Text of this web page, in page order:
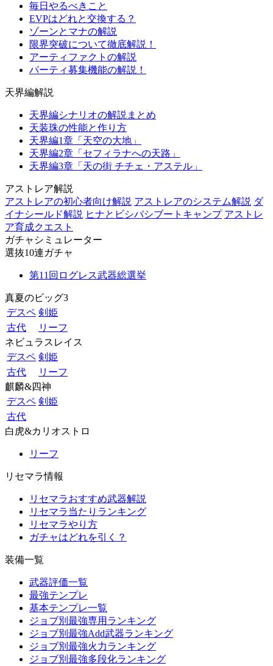
毎日やるべきこと
EVPはどれと交換する？
ゾーンとマナの解説
限界突破について徹底解説！
アーティファクトの解説
パーティ募集機能の解説！
天界編解説
天界編シナリオの解説まとめ
天装珠の性能と作り方
天界編1章「天空の大地」
天界編2章「セフィラナへの天路」
天界編3章「天の街 チチェ・アステル」
アストレア解説
アストレアの初心者向け解説 アストレアのシステム解説 ダ
イナシールド解説 ヒナとビシバシブートキャンプ アストレ
ア育成クエスト
ガチャシミュレーター
選抜10連ガチャ
第11回ログレス武器総選挙
真夏のビッグ3
デスペ 剣姫
古代
リーフ
ネビュラスレイス
デスペ 剣姫
古代
リーフ
麒麟&四神
デスペ 剣姫
古代
白虎&カリオストロ
リーフ
リセマラ情報
リセマラおすすめ武器解説
リセマラ当たりランキング
リセマラやり方
ガチャはどれを引く？
装備一覧
武器評価一覧
最強テンプレ
基本テンプレ一覧
ジョブ別最強専用ランキング
ジョブ別最強Add武器ランキング
ジョブ別最強火力ランキング
ジョブ別最強多段化ランキング